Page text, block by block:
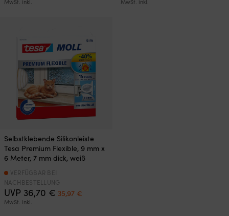
MwSt. inkl. MwSt. inkl.
Selbstklebende Silikonleiste
Tesa Premium Flexible, 9 mm x
6 Meter, 7 mm dick, weiß
UVP 36,70 € Ursprünglicher
Preis
35,97 €
MwSt. inkl.
VERFÜGBAR BEI
NACHBESTELLUNG